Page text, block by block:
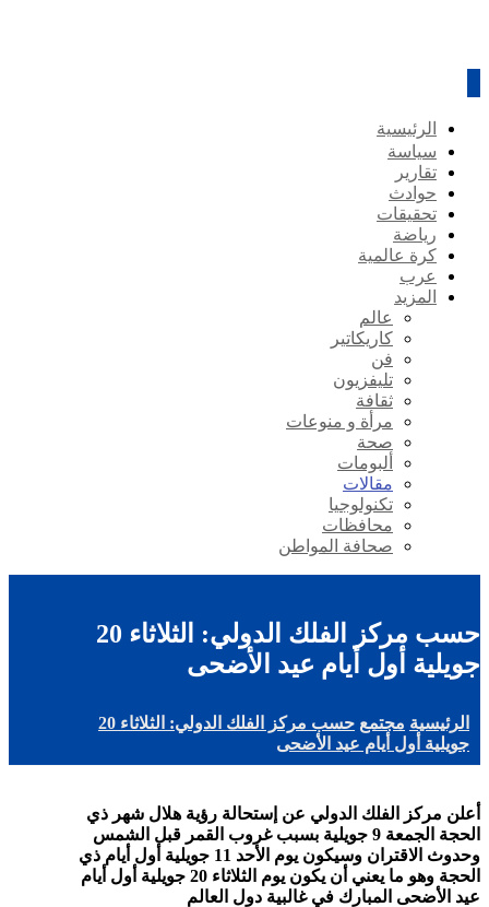
الرئيسية
سياسة
تقارير
حوادث
تحقيقات
رياضة
كرة عالمية
عرب
المزيد
عالم
كاريكاتير
فن
تليفزيون
ثقافة
مرأة و منوعات
صحة
ألبومات
مقالات
تكنولوجيا
محافظات
صحافة المواطن
حسب مركز الفلك الدولي: الثلاثاء 20
جويلية أول أيام عيد الأضحى
الرئيسية مجتمع
حسب مركز الفلك الدولي: الثلاثاء 20
جويلية أول أيام عيد الأضحى
أعلن مركز الفلك الدولي عن إستحالة رؤية هلال شهر ذي
الحجة الجمعة 9 جويلية بسبب غروب القمر قبل الشمس
وحدوث الاقتران وسيكون يوم الأحد 11 جويلية أول أيام ذي
الحجة وهو ما يعني أن يكون يوم الثلاثاء 20 جويلية أول أيام
عيد الأضحى المبارك في غالبية دول العالم